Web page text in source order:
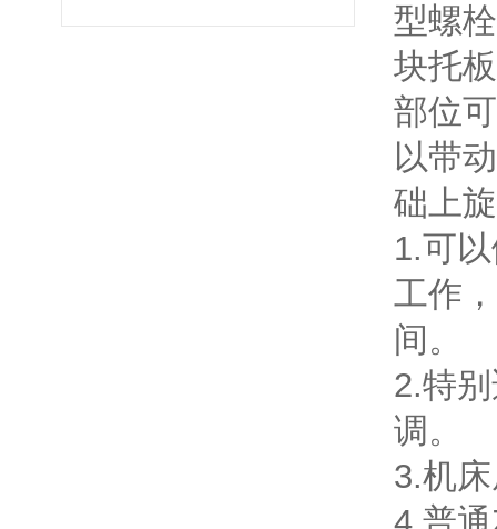
型螺
块托
部位
以带
础上
1.可
工作
间。
2.特
调。
3.机